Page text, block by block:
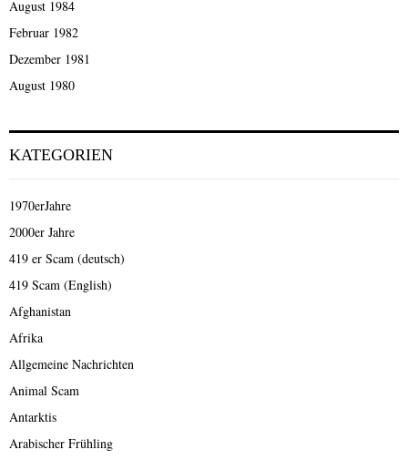
August 1984
Februar 1982
Dezember 1981
August 1980
KATEGORIEN
1970erJahre
2000er Jahre
419 er Scam (deutsch)
419 Scam (English)
Afghanistan
Afrika
Allgemeine Nachrichten
Animal Scam
Antarktis
Arabischer Frühling